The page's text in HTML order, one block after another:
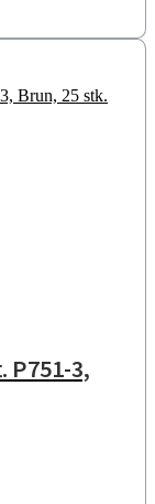
P751-3,